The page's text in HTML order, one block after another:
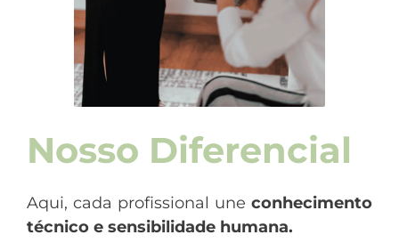
Nosso Diferencial
Aqui, cada profissional une conhecimento
técnico e sensibilidade humana.